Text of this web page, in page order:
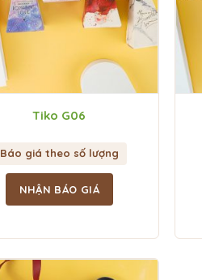
Tiko G06
Báo giá theo số lượng
NHẬN BÁO GIÁ